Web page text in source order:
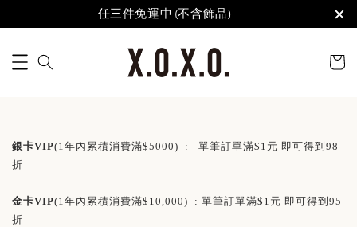
任三件免運中 (不含飾品)
銀卡VIP(1年內累積消費滿$5000) : 單筆訂單滿$1 元 即可得到 98
折
金卡VIP(1年內累積消費滿$10,000) : 單筆訂單滿$1 元 即可得到 95
折